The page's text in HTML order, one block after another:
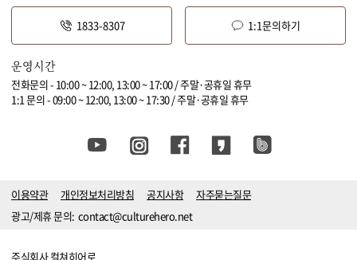
1833-8307 1:1문의하기
운영시간
전화문의 - 10:00 ~ 12:00, 13:00 ~ 17:00 / 주말·공휴일 휴무
1:1 문의 - 09:00 ~ 12:00, 13:00 ~ 17:30 / 주말·공휴일 휴무
이용약관 개인정보처리방침 공지사항
자주묻는질문
광고/제휴 문의: contact@culturehero.net
주식회사 컬쳐히어로